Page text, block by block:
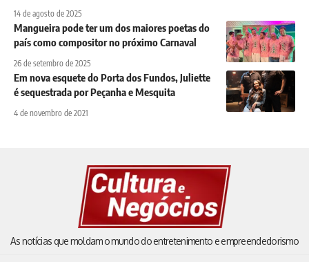
14 de agosto de 2025
Mangueira pode ter um dos maiores poetas do
país como compositor no próximo Carnaval
26 de setembro de 2025
Em nova esquete do Porta dos Fundos, Juliette
é sequestrada por Peçanha e Mesquita
4 de novembro de 2021
As notícias que moldam o mundo do entretenimento e empreendedorismo